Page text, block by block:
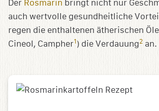
Der Rosmarin bringt nicht nur
auch wertvolle gesundheitliche
regen die enthaltenen ätherischen
Cineol, Campher1 ) die Verdauung2 an.